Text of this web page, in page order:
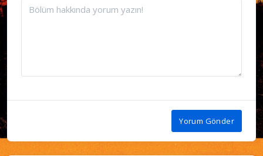
Yorum Gönder